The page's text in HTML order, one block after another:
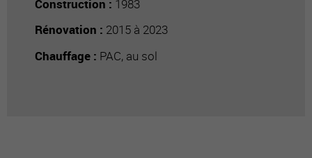
Construction : 1983
Rénovation : 2015 à 2023
Chauffage : PAC, au sol